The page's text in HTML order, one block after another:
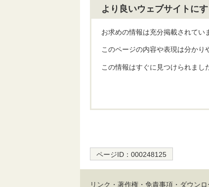
より良いウェブサイトに
お求めの情報は充分掲載されてい
このページの内容や表現は分かり
この情報はすぐに見つけられまし
ページID： 000248125
リンク・著作権・免責事項・ダウンロ